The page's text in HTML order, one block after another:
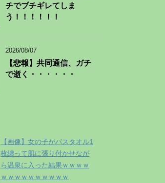
チでブチギレてしま
う！！！！！！
2026/08/07
【悲報】共同通信、ガチ
で逝く・・・・・・
【画像】女の子がバスタオル1
枚纏って肌に張り付かせなが
ら温泉に入った結果ｗｗｗｗ
ｗｗｗｗｗｗｗｗｗｗ